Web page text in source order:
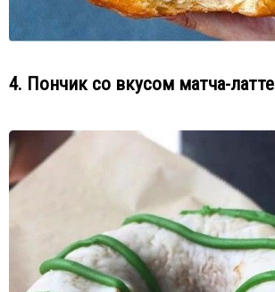
4. Пончик со вкусом матча-латте